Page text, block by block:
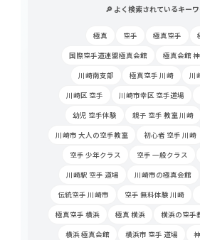
🔎 よく検索されているキー
極真 空手 極真空手
国際空手道連盟極真会館
極真会館
川崎南支部
極真空手 川崎
川
川崎区 空手
川崎市幸区 空手道場
幼児 空手体験
親子 空手 教室 川崎
川崎市 大人の空手教室
初心者 空手 川崎
空手 少年クラス
空手 一般クラス
川崎駅 空手 道場
川崎市の極真会館
伝統空手 川崎市
空手 無料体験 川崎
極真空手 横浜
極真 横浜 横浜の空手
横浜 極真会館
横浜市 空手 道場